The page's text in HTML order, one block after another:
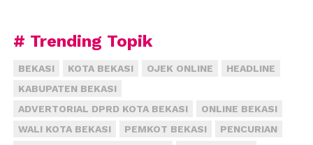
Barat, tersangka menendang korban dan merampas
semua harta benda milik korban.
“Kemudian di Jalan Baru, tepatnya di gang bintara 8,
dibawa lari oleh pelaku yang ditaru dalam sebuah tas
# Trending Topik
BEKASI KOTA BEKASI OJEK ONLINE
HEADLINE
KABUPATEN BEKASI
ADVERTORIAL DPRD KOTA BEKASI
ONLINE BEKASI
WALI KOTA BEKASI
PEMKOT BEKASI
PENCURIAN